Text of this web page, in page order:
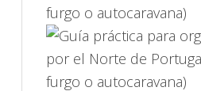
furgo o autocaravana)